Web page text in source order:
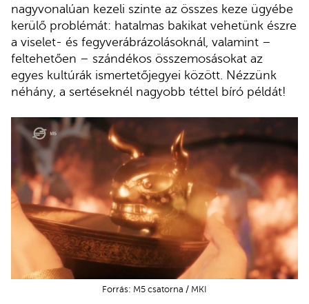
nagyvonalúan kezeli szinte az összes keze ügyébe
kerülő problémát: hatalmas bakikat vehetünk észre
a viselet- és fegyverábrázolásoknál, valamint –
feltehetően – szándékos összemosásokat az
egyes kultúrák ismertetőjegyei között. Nézzünk
néhány, a sertéseknél nagyobb téttel bíró példát!
Forrás: M5 csatorna / MKI